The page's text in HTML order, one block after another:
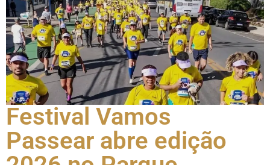
Festival Vamos
Passear abre edição